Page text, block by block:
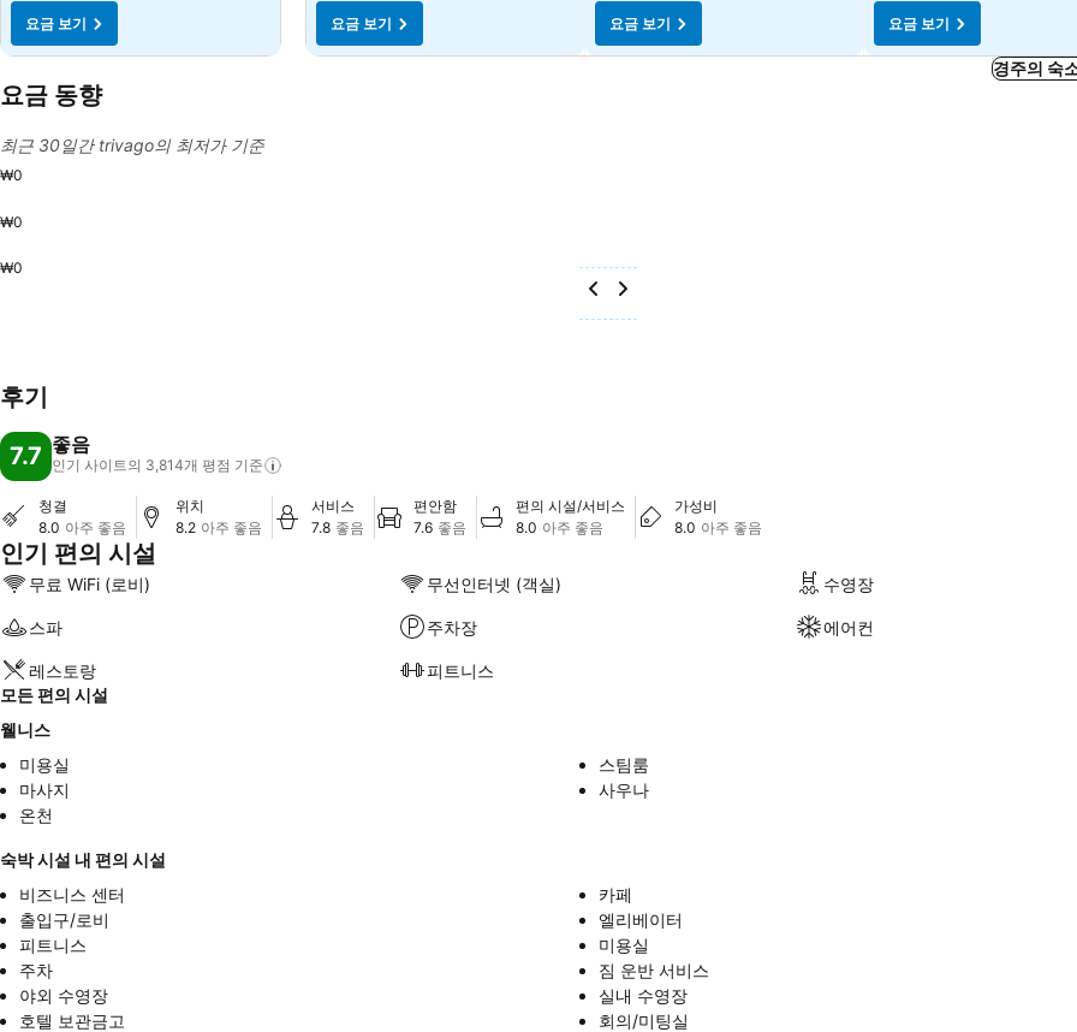
요금 보기
요금 보기
요금 보기
요금 보기
경주의 숙
요금 동향
최근 30일간 trivago의 최저가 기준
₩0
₩0
₩0
후기
7.7 좋음
인기 사이트의 3,814개 평점 기준
청결
8.0 아주 좋음
위치
8.2 아주 좋음
서비스
7.8 좋음
편안함
7.6 좋음
편의 시설/서비스
8.0 아주 좋음
가성비
8.0 아주 좋음
인기 편의 시설
무료 WiFi (로비) 무선인터넷 (객실) 수영장
스파 주차장 에어컨
레스토랑
피트니스
모든 편의 시설
웰니스
미용실
스팀룸
마사지
사우나
온천
숙박 시설 내 편의 시설
비즈니스 센터
카페
출입구/로비
엘리베이터
피트니스
미용실
주차
짐 운반 서비스
야외 수영장
실내 수영장
호텔 보관금고
회의/미팅실